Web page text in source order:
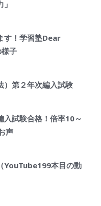
す！学習塾Dear
子
）第２年次編入試験
入試験合格！倍率10～
声
YouTube199本目の動